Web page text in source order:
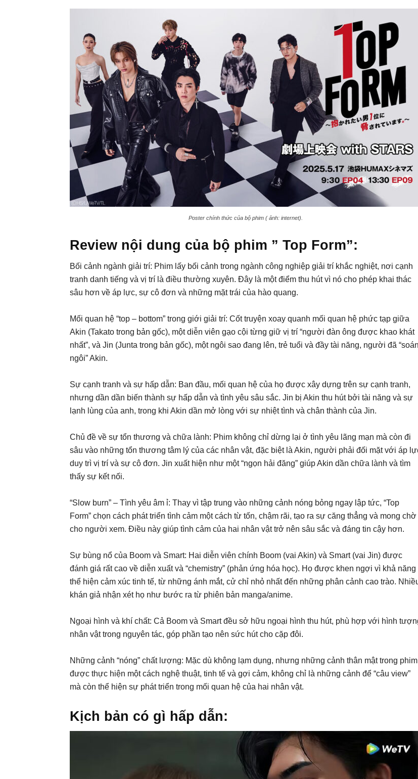
Poster chính thức của bộ phim ( ảnh: internet).
Review nội dung của bộ phim ” Top Form”:
Bối cảnh ngành giải trí: Phim lấy bối cảnh trong ngành công nghiệp giải trí khắc nghiệt, nơi cạnh
tranh danh tiếng và vị trí là điều thường xuyên. Đây là một điểm thu hút vì nó cho phép khai thác
sâu hơn về áp lực, sự cô đơn và những mặt trái của hào quang.
Mối quan hệ “top – bottom” trong giới giải trí: Cốt truyện xoay quanh mối quan hệ phức tạp giữa
Akin (Takato trong bản gốc), một diễn viên gạo cội từng giữ vị trí “người đàn ông được khao khát
nhất”, và Jin (Junta trong bản gốc), một ngôi sao đang lên, trẻ tuổi và đầy tài năng, người đã “soán
ngôi” Akin.
Sự cạnh tranh và sự hấp dẫn: Ban đầu, mối quan hệ của họ được xây dựng trên sự cạnh tranh,
nhưng dần dần biến thành sự hấp dẫn và tình yêu sâu sắc. Jin bị Akin thu hút bởi tài năng và sự
lạnh lùng của anh, trong khi Akin dần mở lòng với sự nhiệt tình và chân thành của Jin.
Chủ đề về sự tổn thương và chữa lành: Phim không chỉ dừng lại ở tình yêu lãng mạn mà còn đi
sâu vào những tổn thương tâm lý của các nhân vật, đặc biệt là Akin, người phải đối mặt với áp
duy trì vị trí và sự cô đơn. Jin xuất hiện như một “ngọn hải đăng” giúp Akin dần chữa lành và tìm
thấy sự kết nối.
“Slow burn” – Tình yêu âm ỉ: Thay vì tập trung vào những cảnh nóng bỏng ngay lập tức, “Top
Form” chọn cách phát triển tình cảm một cách từ tốn, chậm rãi, tạo ra sự căng thẳng và mong chờ
cho người xem. Điều này giúp tình cảm của hai nhân vật trở nên sâu sắc và đáng tin cậy hơn.
Sự bùng nổ của Boom và Smart: Hai diễn viên chính Boom (vai Akin) và Smart (vai Jin) được
đánh giá rất cao về diễn xuất và “chemistry” (phản ứng hóa học). Họ được khen ngợi vì khả năng
thể hiện cảm xúc tinh tế, từ những ánh mắt, cử chỉ nhỏ nhất đến những phân cảnh cao trào.
khán giả nhận xét họ như bước ra từ phiên bản manga/anime.
Ngoại hình và khí chất: Cả Boom và Smart đều sở hữu ngoại hình thu hút, phù hợp với hình
nhân vật trong nguyên tác, góp phần tạo nên sức hút cho cặp đôi.
Những cảnh “nóng” chất lượng: Mặc dù không lạm dụng, nhưng những cảnh thân mật trong phim
được thực hiện một cách nghệ thuật, tinh tế và gợi cảm, không chỉ là những cảnh để “câu view”
mà còn thể hiện sự phát triển trong mối quan hệ của hai nhân vật.
Kịch bản có gì hấp dẫn: